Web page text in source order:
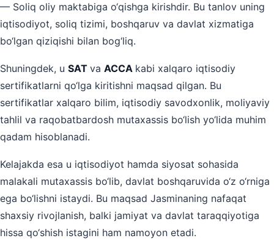
— Soliq oliy maktabiga o‘qishga kirishdir. Bu tanlov uning
iqtisodiyot, soliq tizimi, boshqaruv va davlat xizmatiga
bo‘lgan qiziqishi bilan bog‘liq.
Shuningdek, u SAT va ACCA kabi xalqaro iqtisodiy
sertifikatlarni qo‘lga kiritishni maqsad qilgan. Bu
sertifikatlar xalqaro bilim, iqtisodiy savodxonlik, moliyaviy
tahlil va raqobatbardosh mutaxassis bo‘lish yo‘lida muhim
qadam hisoblanadi.
Kelajakda esa u iqtisodiyot hamda siyosat sohasida
malakali mutaxassis bo‘lib, davlat boshqaruvida o‘z o‘rniga
ega bo‘lishni istaydi. Bu maqsad Jasminaning nafaqat
shaxsiy rivojlanish, balki jamiyat va davlat taraqqiyotiga
hissa qo‘shish istagini ham namoyon etadi.